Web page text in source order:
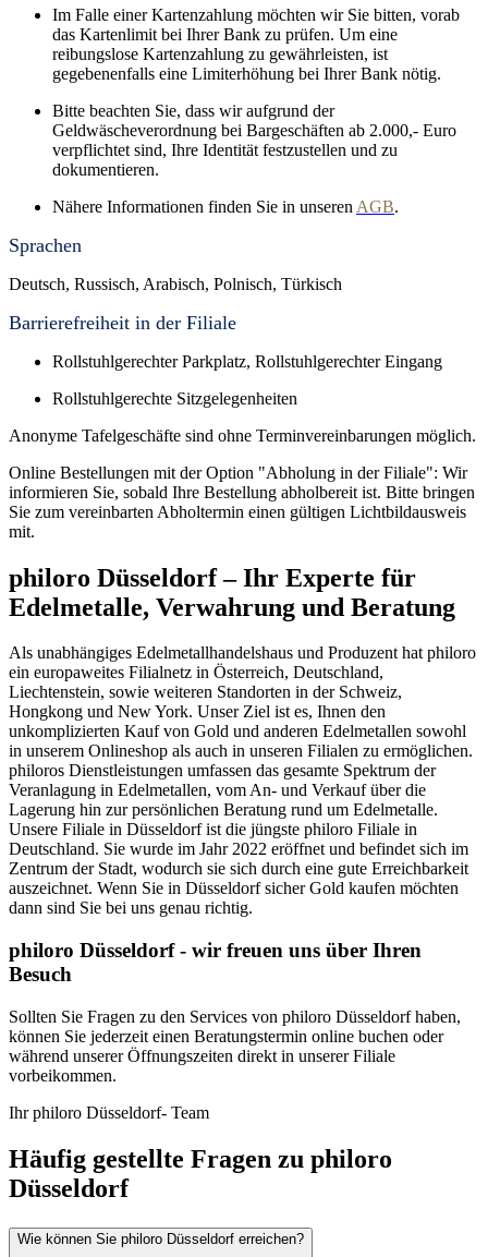
Im Falle einer Kartenzahlung möchten wir Sie bitten, vorab
das Kartenlimit bei Ihrer Bank zu prüfen. Um eine
reibungslose Kartenzahlung zu gewährleisten, ist
gegebenenfalls eine Limiterhöhung bei Ihrer Bank nötig.
Bitte beachten Sie, dass wir aufgrund der
Geldwäscheverordnung bei Bargeschäften ab 2.000,- Euro
verpflichtet sind, Ihre Identität festzustellen und zu
dokumentieren.
Nähere Informationen finden Sie in unseren AGB.
Sprachen
Deutsch, Russisch, Arabisch, Polnisch, Türkisch
Barrierefreiheit in der Filiale
Rollstuhlgerechter Parkplatz, Rollstuhlgerechter Eingang
Rollstuhlgerechte Sitzgelegenheiten
Anonyme Tafelgeschäfte sind ohne Terminvereinbarungen möglich.
Online Bestellungen mit der Option "Abholung in der Filiale": Wir
informieren Sie, sobald Ihre Bestellung abholbereit ist. Bitte bringen
Sie zum vereinbarten Abholtermin einen gültigen Lichtbildausweis
mit.
philoro Düsseldorf – Ihr Experte für
Edelmetalle, Verwahrung und Beratung
Als unabhängiges Edelmetallhandelshaus und Produzent hat philoro
ein europaweites Filialnetz in Österreich, Deutschland,
Liechtenstein, sowie weiteren Standorten in der Schweiz,
Hongkong und New York. Unser Ziel ist es, Ihnen den
unkomplizierten Kauf von Gold und anderen Edelmetallen sowohl
in unserem Onlineshop als auch in unseren Filialen zu ermöglichen.
philoros Dienstleistungen umfassen das gesamte Spektrum der
Veranlagung in Edelmetallen, vom An- und Verkauf über die
Lagerung hin zur persönlichen Beratung rund um Edelmetalle.
Unsere Filiale in Düsseldorf ist die jüngste philoro Filiale in
Deutschland. Sie wurde im Jahr 2022 eröffnet und befindet sich im
Zentrum der Stadt, wodurch sie sich durch eine gute Erreichbarkeit
auszeichnet. Wenn Sie in Düsseldorf sicher Gold kaufen möchten
dann sind Sie bei uns genau richtig.
philoro Düsseldorf - wir freuen uns über Ihren
Besuch
Sollten Sie Fragen zu den Services von philoro Düsseldorf haben,
können Sie jederzeit einen Beratungstermin online buchen oder
während unserer Öffnungszeiten direkt in unserer Filiale
vorbeikommen.
Ihr philoro Düsseldorf- Team
Häufig gestellte Fragen zu philoro
Düsseldorf
Wie können Sie philoro Düsseldorf erreichen?